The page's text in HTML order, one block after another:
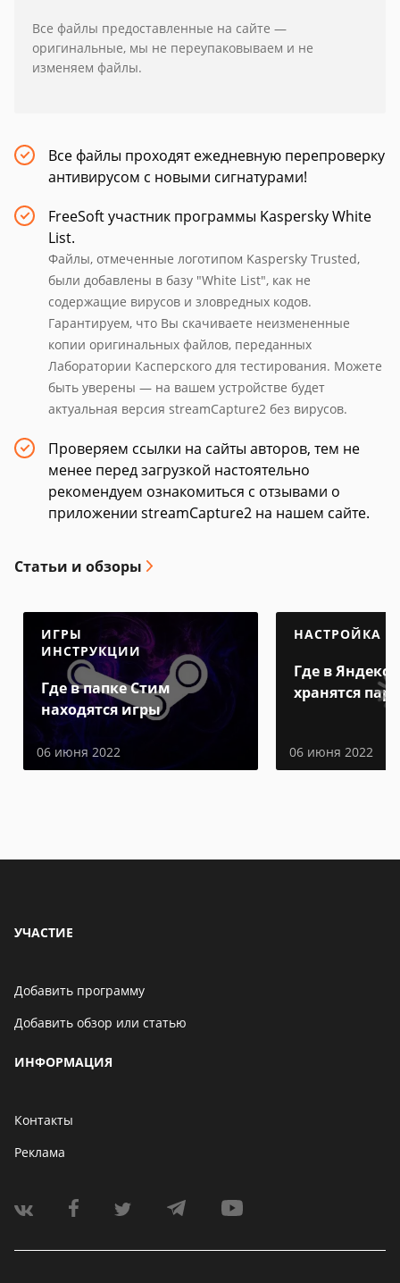
Все файлы предоставленные на сайте —
оригинальные, мы не переупаковываем и не
изменяем файлы.
Все файлы проходят ежедневную перепроверку
антивирусом с новыми сигнатурами!
FreeSoft участник программы Kaspersky White
List.
Файлы, отмеченные логотипом Kaspersky Trusted,
были добавлены в базу "White List", как не
содержащие вирусов и зловредных кодов.
Гарантируем, что Вы скачиваете неизмененные
копии оригинальных файлов, переданных
Лаборатории Касперского для тестирования. Можете
быть уверены — на вашем устройстве будет
актуальная версия streamCapture2 без вирусов.
Проверяем ссылки на сайты авторов, тем не
менее перед загрузкой настоятельно
рекомендуем ознакомиться с отзывами о
приложении streamCapture2 на нашем сайте.
Статьи и обзоры
ИГРЫ
ИНСТРУКЦИИ
Где в папке Стим
находятся игры
06 июня 2022
НАСТРОЙКА
Где в Яндекс
хранятся
06 июня 2022
УЧАСТИЕ
Добавить программу
Добавить обзор или статью
ИНФОРМАЦИЯ
Контакты
Реклама